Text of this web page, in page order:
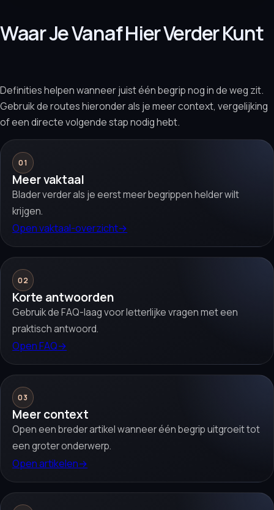
Waar Je Vanaf Hier Verder Kunt
Definities helpen wanneer juist één begrip nog in de weg zit.
Gebruik de routes hieronder als je meer context, vergelijking
of een directe volgende stap nodig hebt.
01
Meer vaktaal
Blader verder als je eerst meer begrippen helder wilt
krijgen.
Open vaktaal-overzicht→
02
Korte antwoorden
Gebruik de FAQ-laag voor letterlijke vragen met een
praktisch antwoord.
Open FAQ→
03
Meer context
Open een breder artikel wanneer één begrip uitgroeit tot
een groter onderwerp.
Open artikelen→